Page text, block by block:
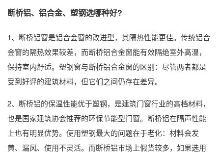
断桥铝、铝合金、塑钢选哪种好?
1、断桥铝窗是铝合金窗的改进型，其隔热性能更佳。传统铝合
金窗的隔热效果较差，而断桥铝合金窗能有效隔绝室外高温，
保持室内舒适。塑钢窗与断桥铝合金窗的区别：尽管两者都是
受到好评的建筑材料，但它们之间仍存在差异。
2、断桥铝的保温性能优于塑钢，是建筑门窗行业的高档材料，
也是国家建筑协会推荐的环保节能型门窗。断桥铝在隔声性能
上也有明显优势。使用塑钢最大的问题在于老化：材料会发
黄、漏风、使用不灵活。而断桥铝市场上假货较多，如果选用